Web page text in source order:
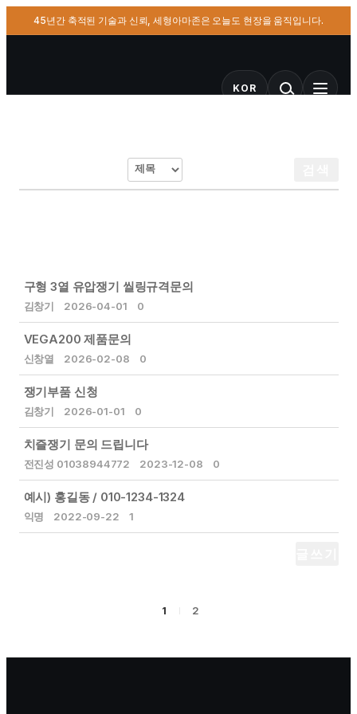
45년간 축적된 기술과 신뢰, 세형아마존은 오늘도 현장을 움직입니다.
KOR
구형 3열 유압쟁기 씰링규격문의
김창기 2026-04-01 0
VEGA200 제품문의
신창열 2026-02-08 0
쟁기부품 신청
김창기 2026-01-01 0
치즐쟁기 문의 드립니다
전진성 01038944772 2023-12-08 0
예시) 홍길동 / 010-1234-1324
익명 2022-09-22 1
1 2